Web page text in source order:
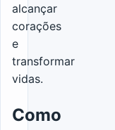
alcançar
corações
e
transformar
vidas.
Como